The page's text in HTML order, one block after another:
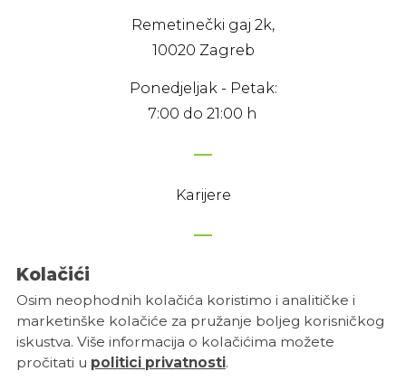
Remetinečki gaj 2k,
10020 Zagreb
Ponedjeljak - Petak:
7:00 do 21:00 h
Karijere
Uvjeti korištenja
Postavke kolačića
Kolačići
Osim neophodnih kolačića koristimo i analitičke i
marketinške kolačiće za pružanje boljeg korisničkog
iskustva. Više informacija o kolačićima možete
pročitati u politici privatnosti.